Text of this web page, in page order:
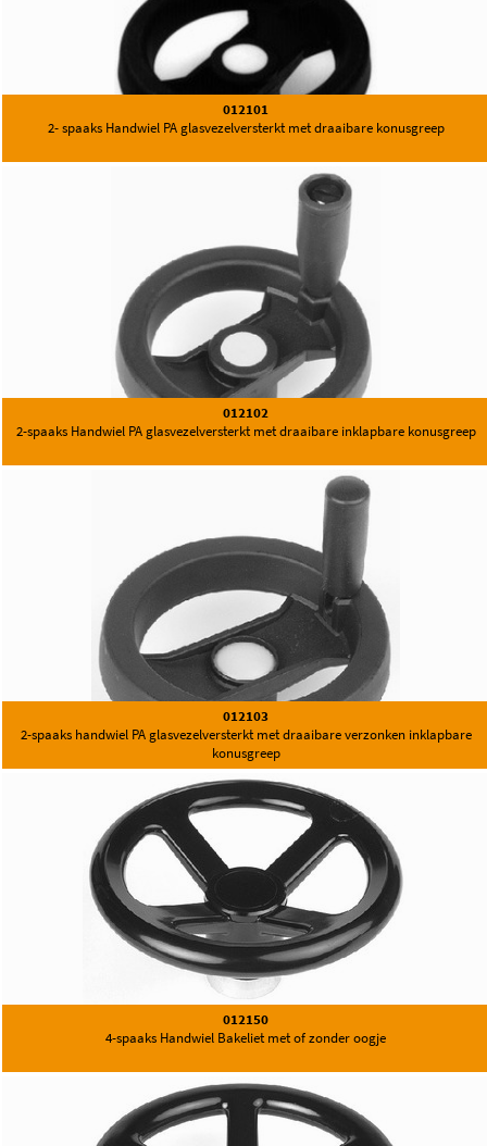
012101
2- spaaks Handwiel PA glasvezelversterkt met draaibare konusgreep
012102
2-spaaks Handwiel PA glasvezelversterkt met draaibare inklapbare konusgreep
012103
2-spaaks handwiel PA glasvezelversterkt met draaibare verzonken inklapbare
konusgreep
012150
4-spaaks Handwiel Bakeliet met of zonder oogje